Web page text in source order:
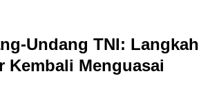
Undang TNI: Langkah
Kembali Menguasai